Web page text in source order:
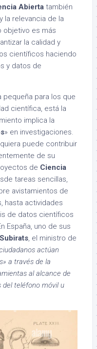
Abierta también
la relevancia de la
objetivo es más
la calidad y
científicos haciendo
y datos de
pequeña para los que
científica, está la
implica la
» en investigaciones.
puede contribuir
de su
de Ciencia
tareas sencillas,
avistamientos de
hasta actividades
de datos científicos
España, uno de sus
, el ministro de
actúan
a través de la
al alcance de
del teléfono móvil u